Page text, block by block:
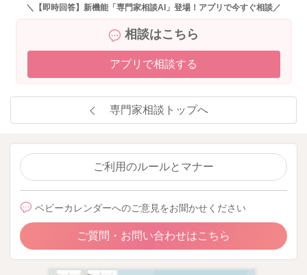
＼【即時回答】新機能「専門家相談AI」登場！アプリで今すぐ相談／
相談はこちら
アプリで相談する
専門家相談トップへ
ご利用のルールとマナー
ベビーカレンダーへのご意見をお聞かせください
ご質問・お問い合わせはこちら